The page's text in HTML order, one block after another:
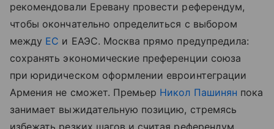
рекомендовали Еревану провести референдум,
чтобы окончательно определиться с выбором
между ЕС и ЕАЭС. Москва прямо предупредила:
сохранять экономические преференции союза
при юридическом оформлении евроинтеграции
Армения не сможет. Премьер Никол Пашинян пока
занимает выжидательную позицию, стремясь